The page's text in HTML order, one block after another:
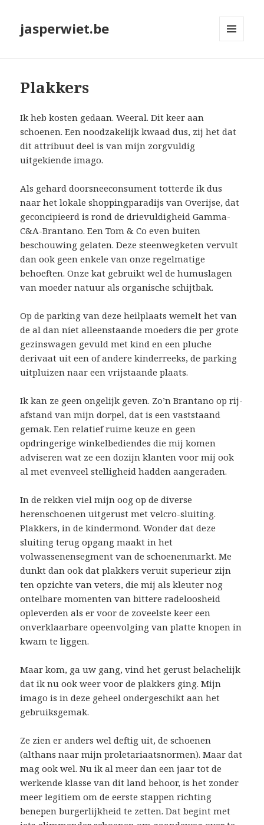
jasperwiet.be
Plakkers
Ik heb kosten gedaan. Weeral. Dit keer aan
schoenen. Een noodzakelijk kwaad dus, zij het dat
dit attribuut deel is van mijn zorgvuldig
uitgekiende imago.
Als gehard doorsneeconsument totterde ik dus
naar het lokale shoppingparadijs van Overijse, dat
geconcipieerd is rond de drievuldigheid Gamma-
C&A-Brantano. Een Tom & Co even buiten
beschouwing gelaten. Deze steenwegketen vervult
dan ook geen enkele van onze regelmatige
behoeften. Onze kat gebruikt wel de humuslagen
van moeder natuur als organische schijtbak.
Op de parking van deze heilplaats wemelt het van
de al dan niet alleenstaande moeders die per grote
gezinswagen gevuld met kind en een pluche
derivaat uit een of andere kinderreeks, de parking
uitpluizen naar een vrijstaande plaats.
Ik kan ze geen ongelijk geven. Zo’n Brantano op rij-
afstand van mijn dorpel, dat is een vaststaand
gemak. Een relatief ruime keuze en geen
opdringerige winkelbediendes die mij komen
adviseren wat ze een dozijn klanten voor mij ook
al met evenveel stelligheid hadden aangeraden.
In de rekken viel mijn oog op de diverse
herenschoenen uitgerust met velcro-sluiting.
Plakkers, in de kindermond. Wonder dat deze
sluiting terug opgang maakt in het
volwassenensegment van de schoenenmarkt. Me
dunkt dan ook dat plakkers veruit superieur zijn
ten opzichte van veters, die mij als kleuter nog
ontelbare momenten van bittere radeloosheid
opleverden als er voor de zoveelste keer een
onverklaarbare opeenvolging van platte knopen in
kwam te liggen.
Maar kom, ga uw gang, vind het gerust belachelijk
dat ik nu ook weer voor de plakkers ging. Mijn
imago is in deze geheel ondergeschikt aan het
gebruiksgemak.
Ze zien er anders wel deftig uit, de schoenen
(althans naar mijn proletariaatsnormen). Maar dat
mag ook wel. Nu ik al meer dan een jaar tot de
werkende klasse van dit land behoor, is het zonder
meer legitiem om de eerste stappen richting
benepen burgerlijkheid te zetten. Dat begint met